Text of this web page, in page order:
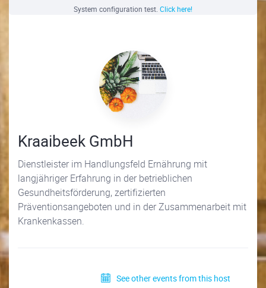
System configuration test. Click here!
Kraaibeek GmbH
Dienstleister im Handlungsfeld Ernährung mit
langjähriger Erfahrung in der betrieblichen
Gesundheitsförderung, zertifizierten
Präventionsangeboten und in der Zusammenarbeit mit
Krankenkassen.
See other events from this host